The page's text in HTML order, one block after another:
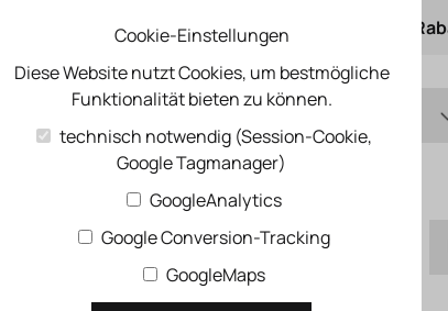
€ Auftragswert ab 500 € 1% Online-
Schnellbestellung
Cookie-Einstellungen
Diese Website nutzt Cookies, um bestmögliche
Funktionalität bieten zu können.
technisch notwendig (Session-Cookie,
Google Tagmanager)
GoogleAnalytics
Google Conversion-Tracking
GoogleMaps